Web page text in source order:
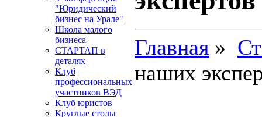
"Юридический
бизнес на Урале"
Школа малого
бизнеса
СТАРТАП в
деталях
Клуб
профессиональных
участников ВЭД
Клуб юристов
Круглые столы
Главная »
наших